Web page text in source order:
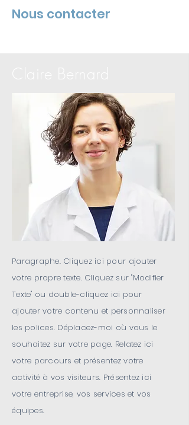
Nous contacter
Paragraphe. Cliquez ici pour ajouter
votre propre texte. Cliquez sur "Modifier
Texte" ou double-cliquez ici pour
ajouter votre contenu et personnaliser
les polices. Déplacez-moi où vous le
souhaitez sur votre page. Relatez ici
votre parcours et présentez votre
activité à vos visiteurs. Présentez ici
votre entreprise, vos services et vos
équipes.